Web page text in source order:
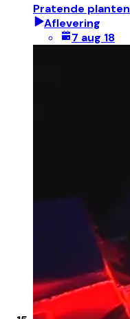
Pratende planten
Aflevering
7 aug 18